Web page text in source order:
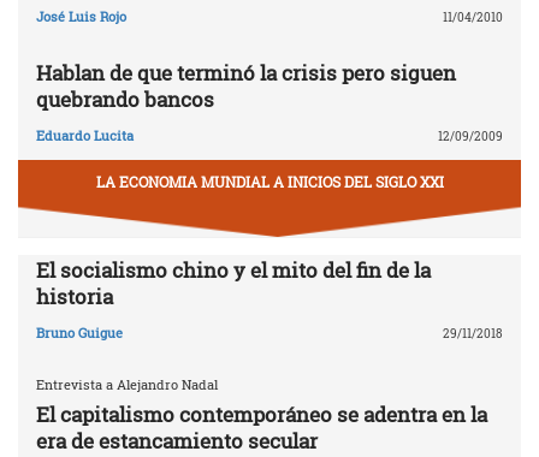
José Luis Rojo 11/04/2010
Hablan de que terminó la crisis pero siguen
quebrando bancos
Eduardo Lucita 12/09/2009
LA ECONOMIA MUNDIAL A INICIOS DEL SIGLO XXI
El socialismo chino y el mito del fin de la
historia
Bruno Guigue 29/11/2018
Entrevista a Alejandro Nadal
El capitalismo contemporáneo se adentra en la
era de estancamiento secular